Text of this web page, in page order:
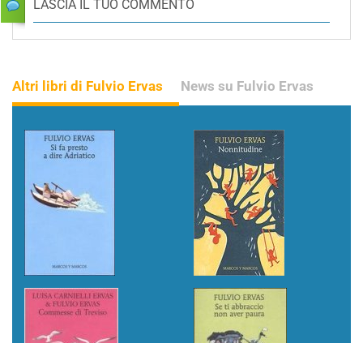
LASCIA IL TUO COMMENTO
Altri libri di Fulvio Ervas News su Fulvio Ervas